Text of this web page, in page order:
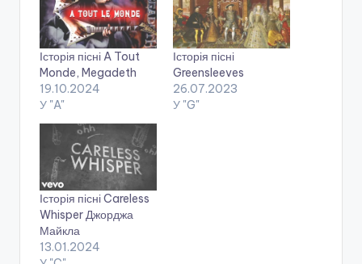
Історія пісні A Tout
Monde, Megadeth
19.10.2024
У "A"
Історія пісні
Greensleeves
26.07.2023
У "G"
Історія пісні Careless
Whisper Джорджа
Майкла
13.01.2024